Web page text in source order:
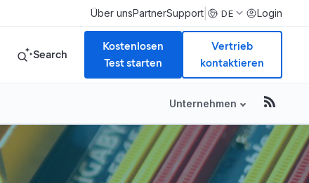
Über unsPartnerSupport DE Login
Search
Kostenlosen
Test starten
Vertrieb
kontaktieren
Unternehmen